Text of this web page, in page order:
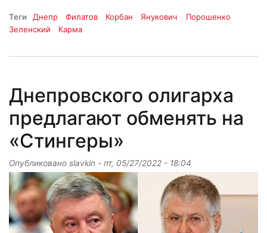
Теги Днепр Филатов Корбан Янукович
Порошенко
Зеленский
Карма
Днепровского олигарха
предлагают обменять на
«Стингеры»
Опубликовано slavkin - пт, 05/27/2022 - 18:04